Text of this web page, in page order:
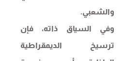
والشعبي.
وفي السياق ذاته، فإن
ترسيخ الديمقراطية